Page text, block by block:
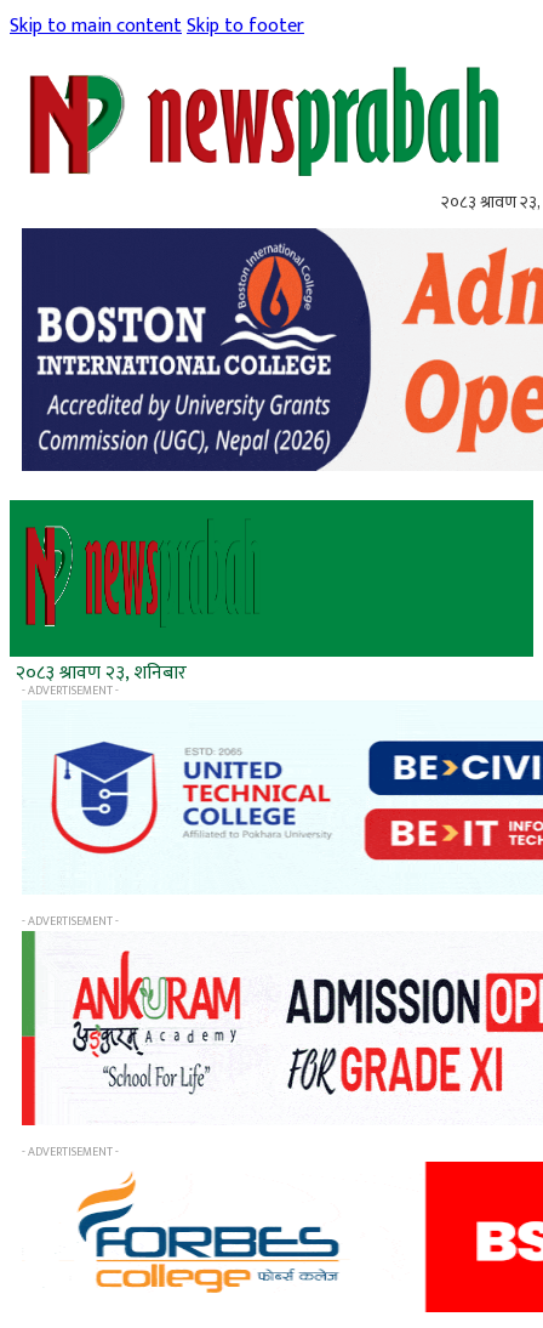
Skip to main contentSkip to footer
२०८३ श्रावण २३,
२०८३ श्रावण २३, शनिबार
- ADVERTISEMENT -
- ADVERTISEMENT -
- ADVERTISEMENT -